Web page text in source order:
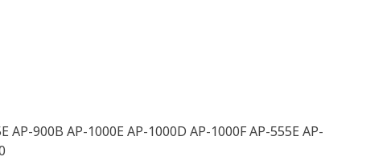
AP-900B AP-1000E AP-1000D AP-1000F AP-555E AP-